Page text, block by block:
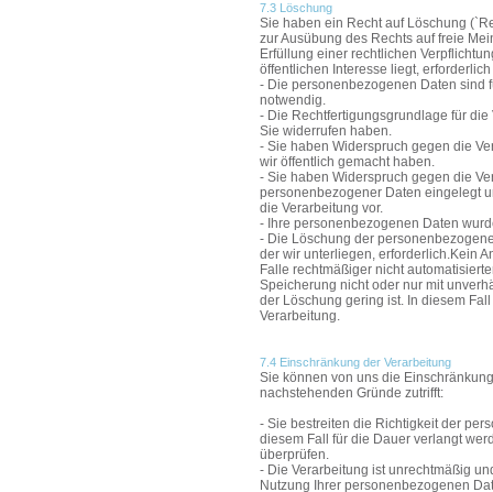
7.3 Löschung
Sie haben ein Recht auf Löschung
zur Ausübung des Rechts auf freie
Erfüllung einer rechtlichen
öffentlichen Interesse liegt,
- Die personenbezogenen Daten sind
notwendig.
- Die Rechtfertigungsgrundlage für
Sie widerrufen haben.
- Sie haben Widerspruch gegen die
wir öffentlich gemacht haben.
- Sie haben Widerspruch gegen die
personenbezogener Daten eingelegt
die Verarbeitung vor.
- Ihre personenbezogenen Daten
- Die Löschung der
der wir unterliegen, erforderlich.Kein
Falle rechtmäßiger nicht
Speicherung nicht oder nur mit
der Löschung gering ist. In diesem
Verarbeitung.
7.4 Einschränkung der Verarbeitung
Sie können von uns die
nachstehenden Gründe zutrifft:
- Sie bestreiten die Richtigkeit der
diesem Fall für die Dauer verlangt
überprüfen.
- Die Verarbeitung ist unrechtmäßig
Nutzung Ihrer personenbezogenen